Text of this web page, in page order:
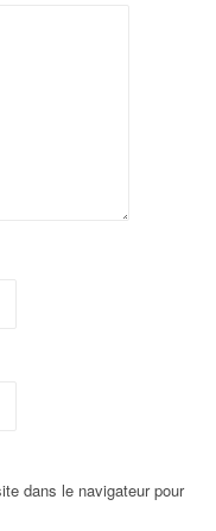
dans le navigateur pour